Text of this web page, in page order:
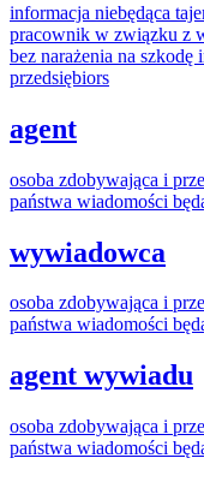
informacja niebędąca
pracownik w związku z
bez narażenia na szkodę
przedsiębiors
agent
osoba zdobywająca i
państwa wiadomości
wywiadowca
osoba zdobywająca i
państwa wiadomości
agent wywiadu
osoba zdobywająca i
państwa wiadomości